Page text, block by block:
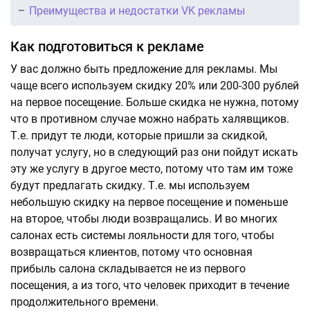
Преимущества и недостатки VK рекламы
Как подготовиться к рекламе
У вас должно быть предложение для рекламы. Мы
чаще всего используем скидку 20% или 200-300 рублей
на первое посещение. Больше скидка не нужна, потому
что в противном случае можно набрать халявщиков.
Т.е. придут те люди, которые пришли за скидкой,
получат услугу, но в следующий раз они пойдут искать
эту же услугу в другое место, потому что там им тоже
будут предлагать скидку. Т.е. мы используем
небольшую скидку на первое посещение и поменьше
на второе, чтобы люди возвращались. И во многих
салонах есть системы лояльности для того, чтобы
возвращаться клиентов, потому что основная
прибыль салона складывается не из первого
посещения, а из того, что человек приходит в течение
продолжительного времени.